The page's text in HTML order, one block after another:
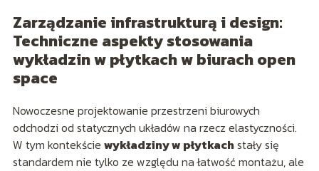
Zarządzanie infrastrukturą i design:
Techniczne aspekty stosowania
wykładzin w płytkach w biurach open
space
Nowoczesne projektowanie przestrzeni biurowych
odchodzi od statycznych układów na rzecz elastyczności.
W tym kontekście wykładziny w płytkach stały się
standardem nie tylko ze względu na łatwość montażu, ale